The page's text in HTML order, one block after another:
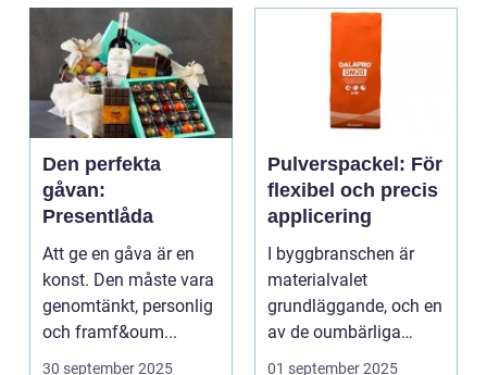
Den perfekta
gåvan:
Presentlåda
Att ge en gåva är en
konst. Den måste vara
genomtänkt, personlig
och framf&oum...
30 september 2025
Pulverspackel: För
flexibel och precis
applicering
I byggbranschen är
materialvalet
grundläggande, och en
av de oumbärliga
komponenterna...
01 september 2025